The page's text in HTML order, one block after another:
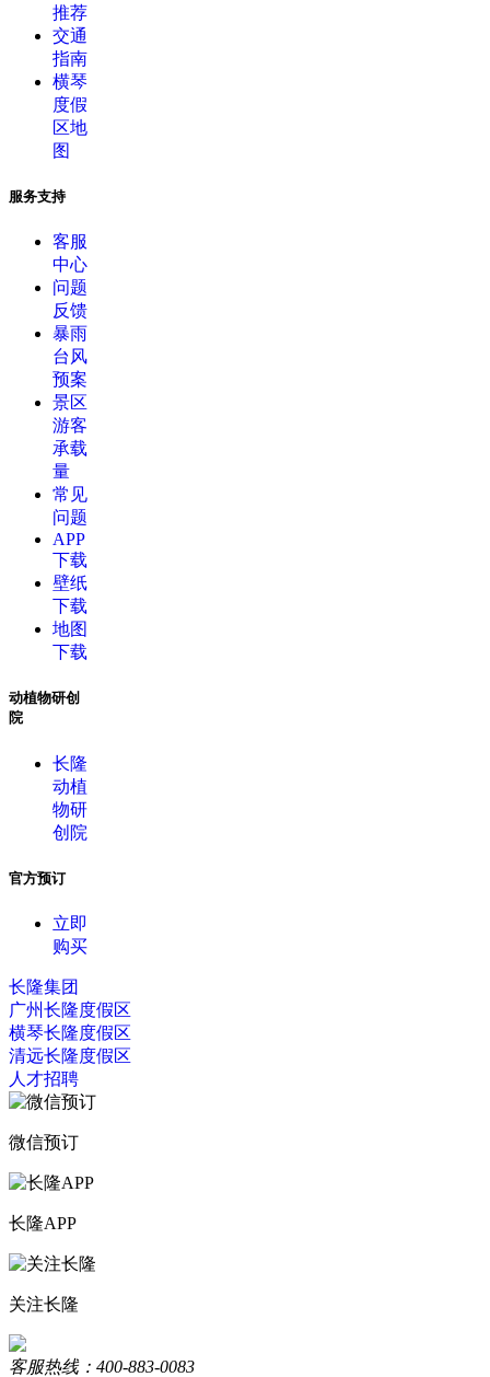
推荐
交通
指南
横琴
度假
区地
图
服务支持
客服
中心
问题
反馈
暴雨
台风
预案
景区
游客
承载
量
常见
问题
APP
下载
壁纸
下载
地图
下载
动植物研创
院
长隆
动植
物研
创院
官方预订
立即
购买
长隆集团
广州长隆度假区
横琴长隆度假区
清远长隆度假区
人才招聘
微信预订
长隆APP
关注长隆
客服热线：400-883-0083